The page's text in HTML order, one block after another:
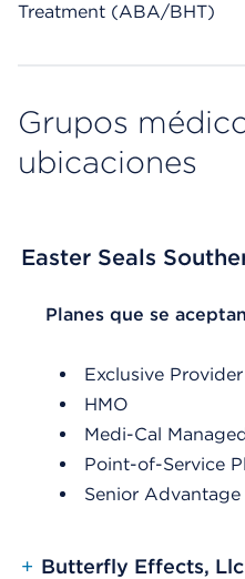
Treatment (ABA/BHT)
Grupos
ubicaciones
Easter Seals
List Header Planes que
Planes que se aceptan
Exclusive
HMO
Medi-Cal
Point-of-Service
Senior Advantage
+ Butterfly Effects, Llc